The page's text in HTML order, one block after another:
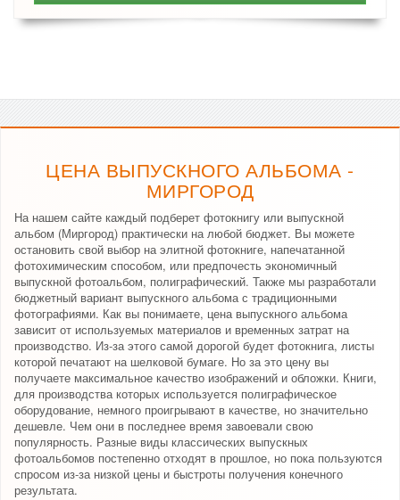
ЦЕНА ВЫПУСКНОГО АЛЬБОМА -
МИРГОРОД
На нашем сайте каждый подберет фотокнигу или выпускной
альбом (Миргород) практически на любой бюджет. Вы можете
остановить свой выбор на элитной фотокниге, напечатанной
фотохимическим способом, или предпочесть экономичный
выпускной фотоальбом, полиграфический. Также мы разработали
бюджетный вариант выпускного альбома с традиционными
фотографиями. Как вы понимаете, цена выпускного альбома
зависит от используемых материалов и временных затрат на
производство. Из-за этого самой дорогой будет фотокнига, листы
которой печатают на шелковой бумаге. Но за это цену вы
получаете максимальное качество изображений и обложки. Книги,
для производства которых используется полиграфическое
оборудование, немного проигрывают в качестве, но значительно
дешевле. Чем они в последнее время завоевали свою
популярность. Разные виды классических выпускных
фотоальбомов постепенно отходят в прошлое, но пока пользуются
спросом из-за низкой цены и быстроты получения конечного
результата.